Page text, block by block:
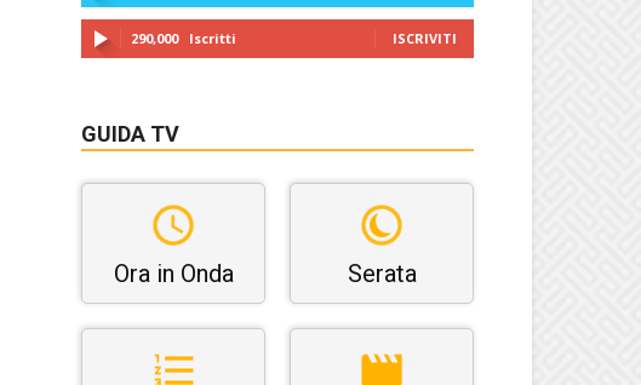
290,000 Iscritti ISCRIVITI
GUIDA TV
Ora in Onda Serata